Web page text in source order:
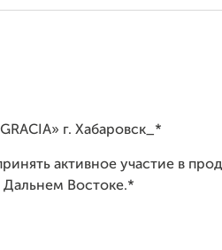
г. Хабаровск_*
активное участие в
Дальнем Востоке.*